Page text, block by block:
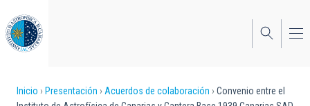
al
contenido
principal
Sobrescribir
Inicio Presentación Acuerdos de colaboración
Convenio entre el